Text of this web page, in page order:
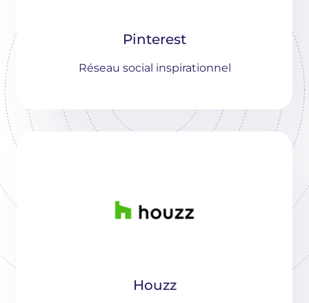
Pinterest
Réseau social inspirationnel
Houzz